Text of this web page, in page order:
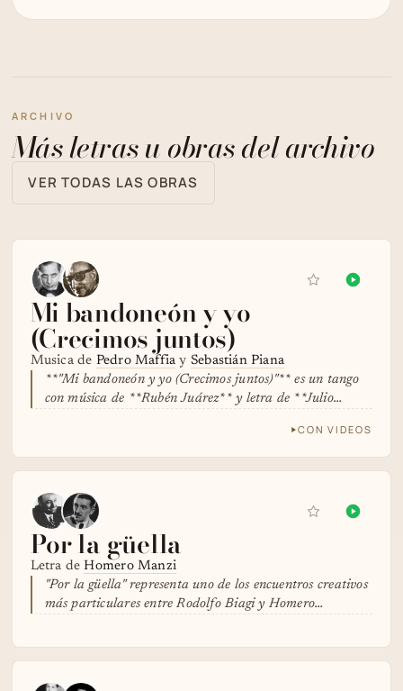
ARCHIVO
Más letras u obras del archivo
VER TODAS LAS OBRAS
Mi bandoneón y yo
(Crecimos juntos)
Musica de Pedro Maffia y Sebastián Piana
**"Mi bandoneón y yo (Crecimos juntos)"** es un tango
con música de **Rubén Juárez** y letra de **Julio…
CON VIDEOS
Por la güella
Letra deHomero Manzi
"Por la güella" representa uno de los encuentros creativos
más particulares entre Rodolfo Biagi y Homero…